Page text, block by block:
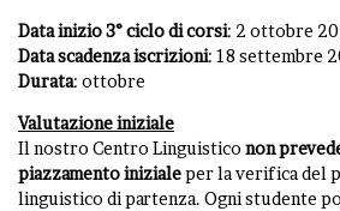
Data inizio 3° ciclo di corsi: 2 ottobre
Data scadenza iscrizioni: 18 settembre
Durata: ottobre
Valutazione iniziale
Il nostro Centro Linguistico non
piazzamento inizialeper la verifica del
linguistico di partenza. Ogni studente